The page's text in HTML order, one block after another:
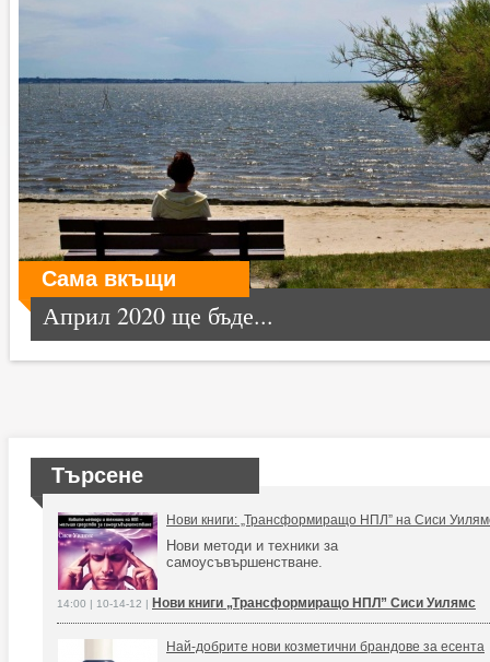
Сама вкъщи
Април 2020 ще бъде...
Търсене
Нови книги: „Трансформиращо НПЛ” на Сиси
Нови методи и техники за
самоусъвършенстване.
14:00 | 10-14-12 | Нови книги „Трансформиращо НПЛ” Сиси Уилямс
Най-добрите нови козметични брандове за есента